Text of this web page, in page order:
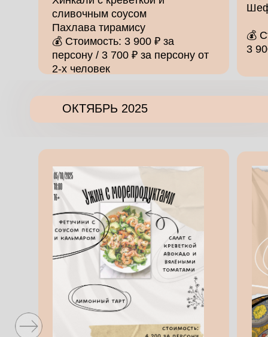
💰
3
сливочным соусом
Пахлава тирамису
💰 Стоимость: 3 900 ₽ за
персону / 3 700 ₽ за персону от
2-х человек
ОКТЯБРЬ 2025